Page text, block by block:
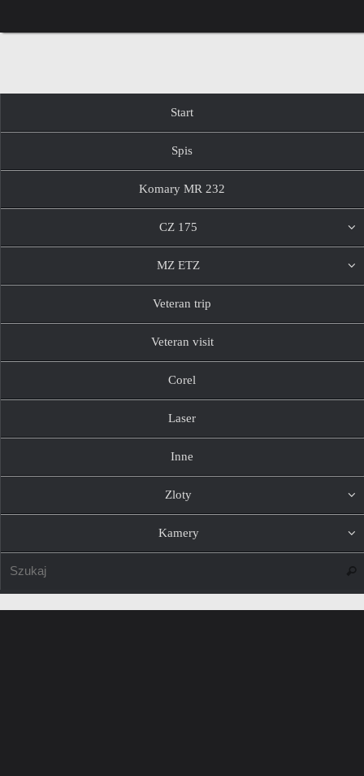
do
treści
Start
Spis
Komary MR 232
CZ 175
MZ ETZ
Veteran trip
Veteran visit
Corel
Laser
Inne
Zloty
Kamery